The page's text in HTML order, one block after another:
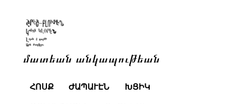
մատեան անկապութեան
ՀՈՍՔ ԺԱՊԱՒԷՆ ԽՑԻԿ